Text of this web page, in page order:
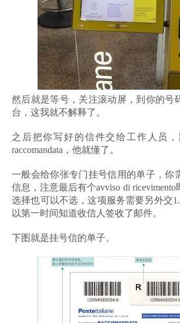
然后就是等号，关注滚动屏，到你的号
台，这我就不解释了。
之后把你写好的信件交给工作人员
raccomandata，他就懂了。
一般会给你张专门挂号信用的单子，你
信息，注意最后有个avviso di
选择也可以不选，这项服务需要另外交
以第一时间知道收信人签收了邮件。
下图就是挂号信的单子。